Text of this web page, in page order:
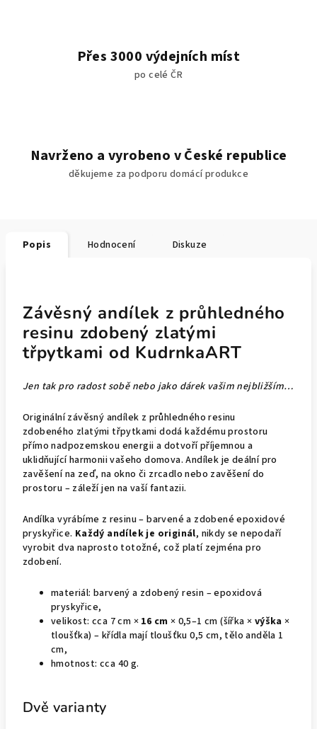
Přes 3000 výdejních míst
po celé ČR
Navrženo a vyrobeno v České republice
děkujeme za podporu domácí produkce
Popis Hodnocení Diskuze
Závěsný andílek z průhledného
resinu zdobený zlatými
třpytkami od KudrnkaART
Jen tak pro radost sobě nebo jako dárek vašim nejbližším…
Originální závěsný andílek z průhledného resinu
zdobeného zlatými třpytkami dodá každému prostoru
přímo nadpozemskou energii a dotvoří příjemnou a
uklidňující harmonii vašeho domova. Andílek je deální pro
zavěšení na zeď, na okno či zrcadlo nebo zavěšení do
prostoru – záleží jen na vaší fantazii.
Andílka vyrábíme z resinu – barvené a zdobené epoxidové
pryskyřice. Každý andílek je originál, nikdy se nepodaří
vyrobit dva naprosto totožné, což platí zejména pro
zdobení.
materiál: barvený a zdobený resin – epoxidová
pryskyřice,
velikost: cca 7 cm × 16 cm × 0,5–1 cm (šířka × výška ×
tloušťka) – křídla mají tloušťku 0,5 cm, tělo anděla 1
cm,
hmotnost: cca 40 g.
Dvě varianty